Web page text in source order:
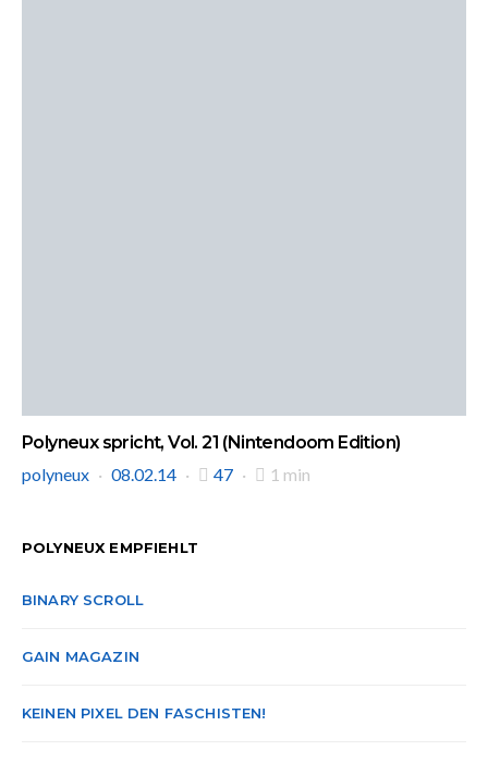
Polyneux spricht, Vol. 21 (Nintendoom Edition)
polyneux
08.02.14 47 1 min
POLYNEUX EMPFIEHLT
BINARY SCROLL
GAIN MAGAZIN
KEINEN PIXEL DEN FASCHISTEN!